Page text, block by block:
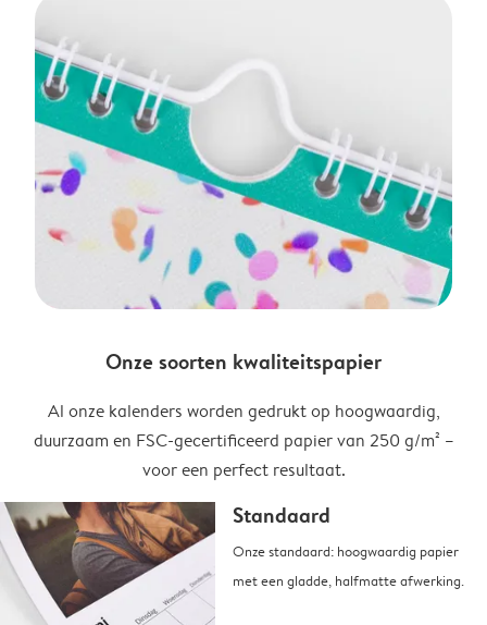
Onze soorten kwaliteitspapier
Al onze kalenders worden gedrukt op hoogwaardig,
duurzaam en FSC-gecertificeerd papier van 250 g/m² –
voor een perfect resultaat.
Standaard
Onze standaard: hoogwaardig papier
met een gladde, halfmatte afwerking.